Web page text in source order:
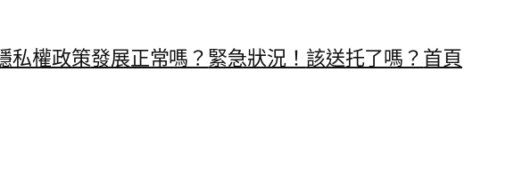
私權政策發展正常嗎？ 緊急狀況！ 該送托了嗎？ 首頁